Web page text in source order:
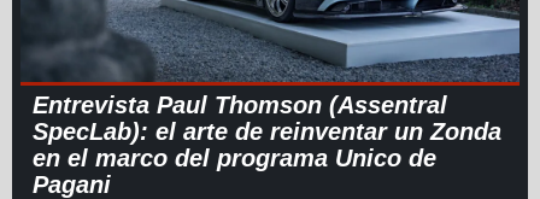
Entrevista Paul Thomson (Assentral
SpecLab): el arte de reinventar un Zonda
en el marco del programa Unico de
Pagani